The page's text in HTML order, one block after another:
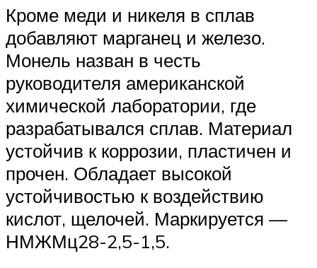
Кроме меди и никеля в сплав
добавляют марганец и железо.
Монель назван в честь
руководителя американской
химической лаборатории, где
разрабатывался сплав. Материал
устойчив к коррозии, пластичен и
прочен. Обладает высокой
устойчивостью к воздействию
кислот, щелочей. Маркируется —
НМЖМц28-2,5-1,5.